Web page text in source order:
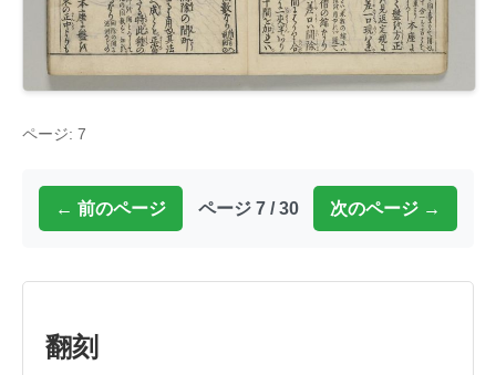
ページ: 7
← 前のページ ページ 7 / 30 次のページ →
翻刻